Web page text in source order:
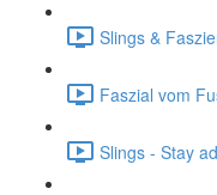
Slings &
Faszial vom
Slings - Stay